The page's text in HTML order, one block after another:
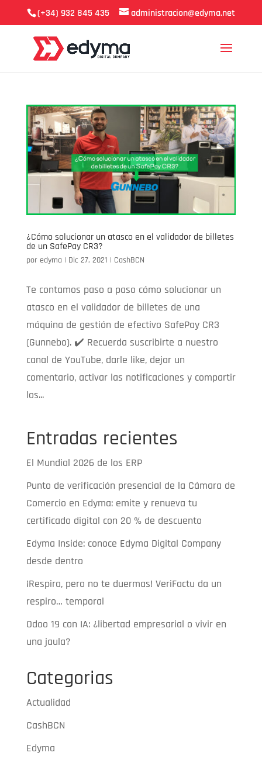
(+34) 932 845 435 administracion@edyma.net
¿Cómo solucionar un atasco en el validador de billetes
de un SafePay CR3?
por edyma | Dic 27, 2021 | CashBCN
Te contamos paso a paso cómo solucionar un
atasco en el validador de billetes de una
máquina de gestión de efectivo SafePay CR3
(Gunnebo). ✔️ Recuerda suscribirte a nuestro
canal de YouTube, darle like, dejar un
comentario, activar las notificaciones y compartir
los...
Entradas recientes
El Mundial 2026 de los ERP
Punto de verificación presencial de la Cámara de
Comercio en Edyma: emite y renueva tu
certificado digital con 20 % de descuento
Edyma Inside: conoce Edyma Digital Company
desde dentro
¡Respira, pero no te duermas! VeriFactu da un
respiro… temporal
Odoo 19 con IA: ¿libertad empresarial o vivir en
una jaula?
Categorias
Actualidad
CashBCN
Edyma